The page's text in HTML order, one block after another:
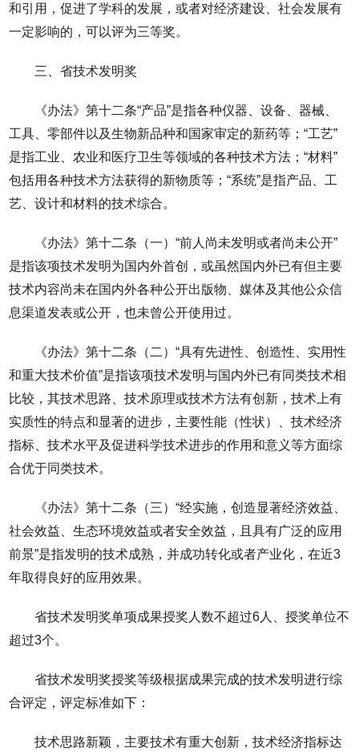
和引用，促进了学科的发展，或者对经济建设、社会发展有
一定影响的，可以评为三等奖。
三、省技术发明奖
《办法》第十二条“产品”是指各种仪器、设备、器械、
工具、零部件以及生物新品种和国家审定的新药等；“工艺”
是指工业、农业和医疗卫生等领域的各种技术方法；“材料”
包括用各种技术方法获得的新物质等；“系统”是指产品、工
艺、设计和材料的技术综合。
《办法》第十二条（一）“前人尚未发明或者尚未公开”
是指该项技术发明为国内外首创，或虽然国内外已有但主要
技术内容尚未在国内外各种公开出版物、媒体及其他公众信
息渠道发表或公开，也未曾公开使用过。
《办法》第十二条（二）“具有先进性、创造性、实用性
和重大技术价值”是指该项技术发明与国内外已有同类技术相
比较，其技术思路、技术原理或技术方法有创新，技术上有
实质性的特点和显著的进步，主要性能（性状）、技术经济
指标、技术水平及促进科学技术进步的作用和意义等方面综
合优于同类技术。
《办法》第十二条（三）“经实施，创造显著经济效益、
社会效益、生态环境效益或者安全效益，且具有广泛的应用
前景”是指发明的技术成熟，并成功转化或者产业化，在近3
年取得良好的应用效果。
省技术发明奖单项成果授奖人数不超过6人、授奖单位不
超过3个。
省技术发明奖授奖等级根据成果完成的技术发明进行综
合评定，评定标准如下：
技术思路新颖，主要技术有重大创新，技术经济指标达